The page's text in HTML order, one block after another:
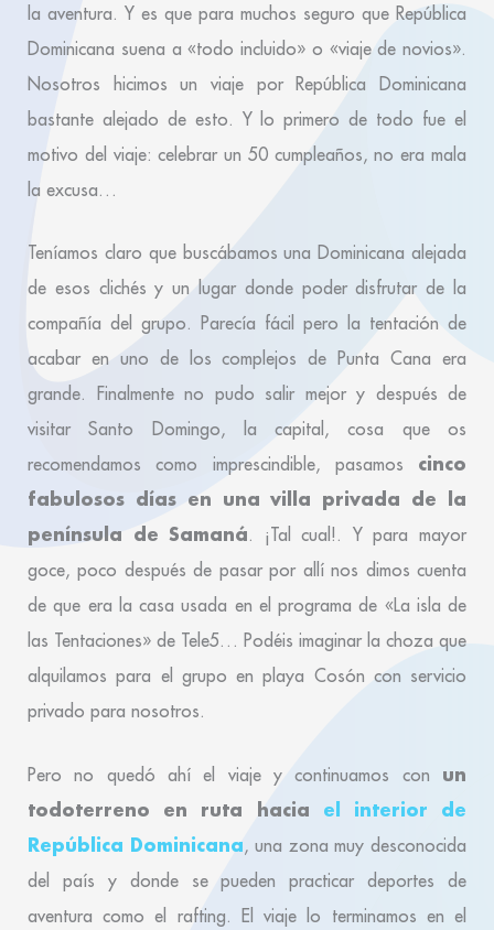
la aventura. Y es que para muchos seguro que República
Dominicana suena a «todo incluido» o «viaje de novios».
Nosotros hicimos un viaje por República Dominicana
bastante alejado de esto. Y lo primero de todo fue el
motivo del viaje: celebrar un 50 cumpleaños, no era mala
la excusa…
Teníamos claro que buscábamos una Dominicana alejada
de esos clichés y un lugar donde poder disfrutar de la
compañía del grupo. Parecía fácil pero la tentación de
acabar en uno de los complejos de Punta Cana era
grande. Finalmente no pudo salir mejor y después de
visitar Santo Domingo, la capital, cosa que os
recomendamos como imprescindible, pasamos cinco
fabulosos días en una villa privada de la
península de Samaná. ¡Tal cual!. Y para mayor
goce, poco después de pasar por allí nos dimos cuenta
de que era la casa usada en el programa de «La isla de
las Tentaciones» de Tele5… Podéis imaginar la choza que
alquilamos para el grupo en playa Cosón con servicio
privado para nosotros.
Pero no quedó ahí el viaje y continuamos con un
todoterreno en ruta hacia el interior de
República Dominicana, una zona muy desconocida
del país y donde se pueden practicar deportes de
aventura como el rafting. El viaje lo terminamos en el